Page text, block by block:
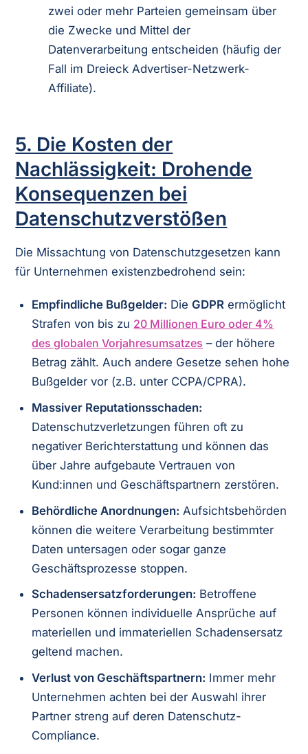
zwei oder mehr Parteien gemeinsam über
die Zwecke und Mittel der
Datenverarbeitung entscheiden (häufig der
Fall im Dreieck Advertiser-Netzwerk-
Affiliate).
5. Die Kosten der
Nachlässigkeit: Drohende
Konsequenzen bei
Datenschutzverstößen
Die Missachtung von Datenschutzgesetzen kann
für Unternehmen existenzbedrohend sein:
Empfindliche Bußgelder: DieGDPR ermöglicht
Strafen von bis zu 20 Millionen Euro oder 4%
des globalen Vorjahresumsatzes – der höhere
Betrag zählt. Auch andere Gesetze sehen hohe
Bußgelder vor (z.B. unter CCPA/CPRA).
Massiver Reputationsschaden:
Datenschutzverletzungen führen oft zu
negativer Berichterstattung und können das
über Jahre aufgebaute Vertrauen von
Kund:innen und Geschäftspartnern zerstören.
Behördliche Anordnungen: Aufsichtsbehörden
können die weitere Verarbeitung bestimmter
Daten untersagen oder sogar ganze
Geschäftsprozesse stoppen.
Schadensersatzforderungen: Betroffene
Personen können individuelle Ansprüche auf
materiellen und immateriellen Schadensersatz
geltend machen.
Verlust von Geschäftspartnern: Immer mehr
Unternehmen achten bei der Auswahl ihrer
Partner streng auf deren Datenschutz-
Compliance.